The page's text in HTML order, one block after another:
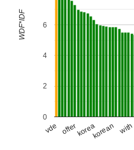
vde offerkoreakorean with
0
2
4
6
WDF*IDF